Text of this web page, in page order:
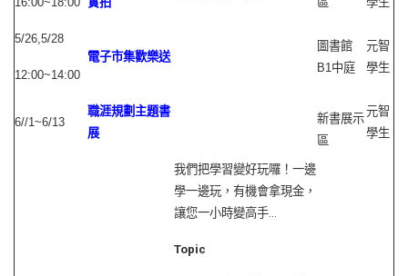
5/26,5/28
12:00~14:00
電子市集歡樂送
圖書館
B1中庭
元智
學生
6//1~6/13
職涯規劃主題書
展
新書展示
區
元智
學生
我們把學習變好玩囉！一邊
學一邊玩，有機會拿現金，
讓您一小時變高手…
Topic